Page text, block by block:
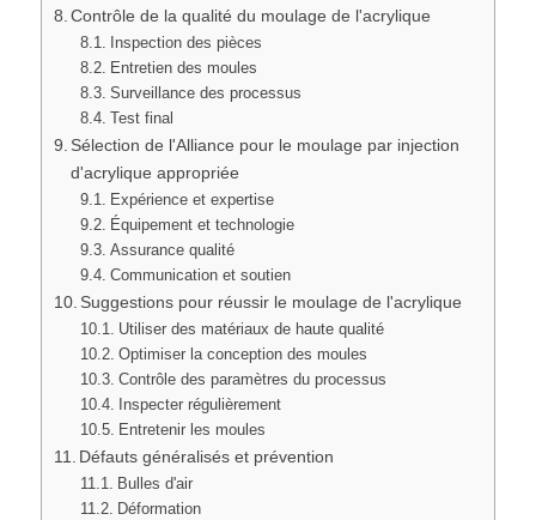
Contrôle de la qualité du moulage de l'acrylique
Inspection des pièces
Entretien des moules
Surveillance des processus
Test final
Sélection de l'Alliance pour le moulage par injection
d'acrylique appropriée
Expérience et expertise
Équipement et technologie
Assurance qualité
Communication et soutien
Suggestions pour réussir le moulage de l'acrylique
Utiliser des matériaux de haute qualité
Optimiser la conception des moules
Contrôle des paramètres du processus
Inspecter régulièrement
Entretenir les moules
Défauts généralisés et prévention
Bulles d'air
Déformation